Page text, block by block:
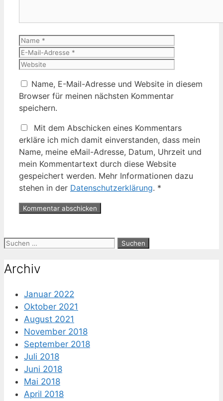
Name
Name, E-Mail-Adresse und Website in diesem
Browser für meinen nächsten Kommentar
speichern.
Mit dem Abschicken eines Kommentars
erkläre ich mich damit einverstanden, dass mein
Name, meine eMail-Adresse, Datum, Uhrzeit und
mein Kommentartext durch diese Website
gespeichert werden. Mehr Informationen dazu
stehen in der Datenschutzerklärung. *
Suche
Archiv
Januar 2022
Oktober 2021
August 2021
November 2018
September 2018
Juli 2018
Juni 2018
Mai 2018
April 2018